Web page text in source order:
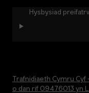
Trafnidiaeth Cymru
o dan rif 09476013 yn
Hysbysiad